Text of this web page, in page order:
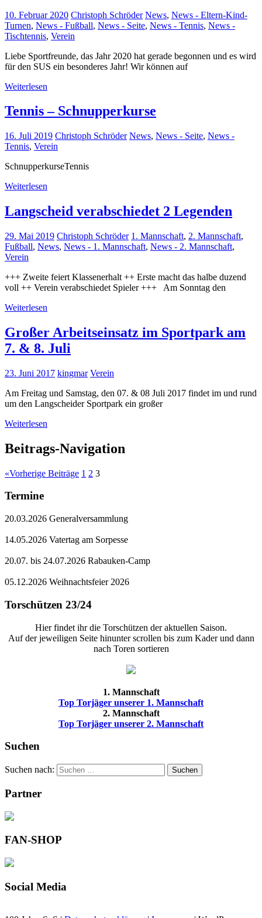
10. Februar 2020 Christoph Schröder News, News - Eltern-Kind-
Turnen, News - Fußball, News - Seite, News - Tennis, News -
Tischtennis, Verein
Liebe Sportfreunde, das Jahr 2020 hat gerade begonnen und es wird
für den SUS ein besonderes Jahr! Wir können auf
Weiterlesen
Tennis – Schnupperkurse
16. Juli 2019 Christoph Schröder News, News - Seite, News -
Tennis, Verein
SchnupperkurseTennis
Weiterlesen
Langscheid verabschiedet 2 Legenden
29. Mai 2019 Christoph Schröder 1. Mannschaft, 2. Mannschaft,
Fußball, News, News - 1. Mannschaft, News - 2. Mannschaft,
Verein
+++ Zweite feiert Klassenerhalt ++ Erste macht das halbe duzend
voll ++ Verein verabschiedet Spieler +++ Am Sonntag den
Weiterlesen
Großer Arbeitseinsatz im Sportpark am
7. & 8. Juli
23. Juni 2017 kingmar Verein
Am Freitag und Samstag, den 07. & 08 Juli 2017 findet im und rund
um den Langscheider Sportpark ein großer
Weiterlesen
Beitrags-Navigation
«Vorherige Beiträge 1 2 3
Termine
20.03.2026 Generalversammlung
14.05.2026 Vatertag am Sorpesse
20.07. bis 24.07.2026 Rabauken-Camp
05.12.2026 Weihnachtsfeier 2026
Torschützen 23/24
Hier findet ihr die Torschützen der aktuellen Saison.
Auf der jeweiligen Seite hinunter scrollen bis zum Kader und dann
nach Toren sortieren
1. Mannschaft
Top Torjäger unserer 1. Mannschaft
2. Mannschaft
Top Torjäger unserer 2. Mannschaft
Suchen
Suchen nach: Suchen
Partner
FAN-SHOP
Social Media